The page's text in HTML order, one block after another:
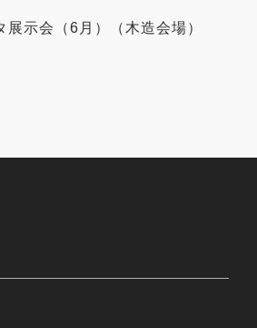
示会（6月）（木造会場）